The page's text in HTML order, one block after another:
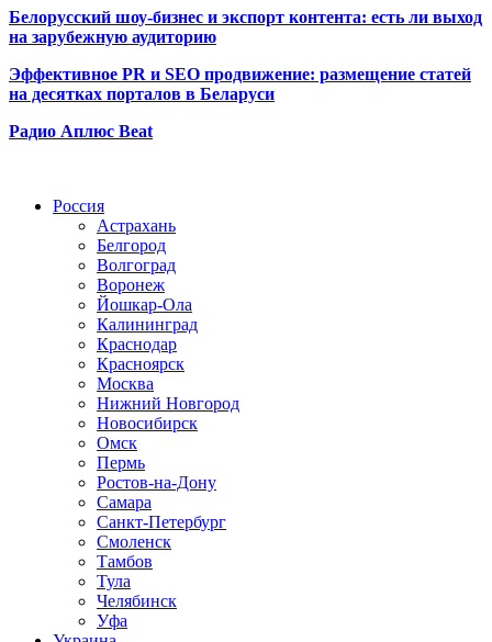
Белорусский шоу-бизнес и экспорт контента: есть ли выход
на зарубежную аудиторию
Эффективное PR и SEO продвижение: размещение статей
на десятках порталов в Беларуси
Радио Аплюс Beat
Россия
Астрахань
Белгород
Волгоград
Воронеж
Йошкар-Ола
Калининград
Краснодар
Красноярск
Москва
Нижний Новгород
Новосибирск
Омск
Пермь
Ростов-на-Дону
Самара
Санкт-Петербург
Смоленск
Тамбов
Тула
Челябинск
Уфа